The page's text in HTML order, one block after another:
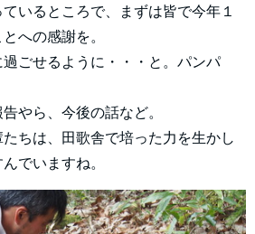
いるところで、まずは皆で今年１
への感謝を。
ごせるように・・・と。パンパ
やら、今後の話など。
ちは、田歌舎で培った力を生かし
でいますね。